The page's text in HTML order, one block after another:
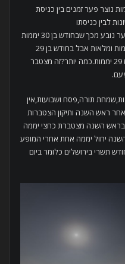
חודש ירח בן 29 יממות נוצר פער זמנים בין כניסת
לבין כניסתו
בירושלים.מדדו,וגילו שהפער נובע מכך שבחודש בן 30 יממות
אכן חולפות 30 יממות שלמות ומלאות אבל בחודש בן 29
יממות חולפות קצת יותר מ 29 יממות.כמה יותר?זה מצטבר
תורה,פסח ושבועות,אין
ראש השנה ותיקון הצטברות
השנה מצטברת כחצי יממה
יחול יממה אחת אחרי המופע
תשרי בירושלים כלומר ביום